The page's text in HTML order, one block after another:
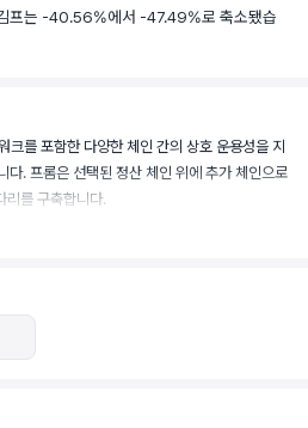
프는 -40.56%에서 -47.49%로 축소됐습
를 포함한 다양한 체인 간의 상호 운용성을 지
. 프롬은 선택된 정산 체인 위에 추가 체인으로
리를 구축합니다.